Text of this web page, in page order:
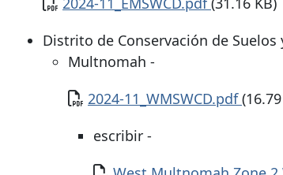
Distrito de Conservación de
Multnomah -
Documento
2024-11_WMSWCD.pdf
escribir -